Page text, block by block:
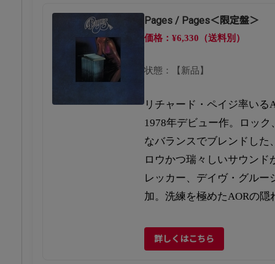
Pages / Pages＜限定盤＞
価格：¥6,330（送料別）
状態：【新品】
リチャード・ペイジ率いる
1978年デビュー作。ロッ
なバランスでブレンドした
ロウかつ瑞々しいサウンド
レッカー、デイヴ・グルー
加。洗練を極めたAORの隠
詳しくはこちら